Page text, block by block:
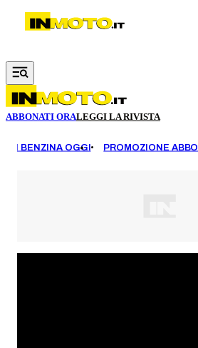
Vai al contenuto principale
ABBONATI ORALEGGI LA RIVISTA
BENZINA OGGI PROMOZIONE